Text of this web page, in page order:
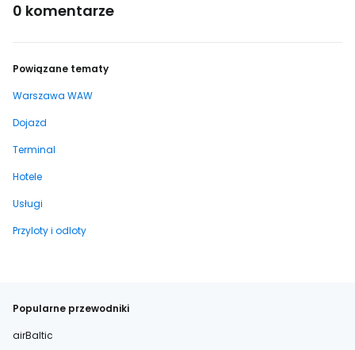
0 komentarze
Powiązane tematy
Warszawa WAW
Dojazd
Terminal
Hotele
Usługi
Przyloty i odloty
Popularne przewodniki
airBaltic